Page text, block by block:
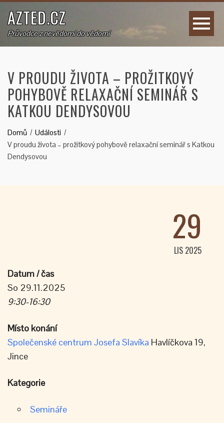
AZTED.CZ
Průvodce z nevědomí do vědomí
V PROUDU ŽIVOTA – PROŽITKOVÝ
POHYBOVĚ RELAXAČNÍ SEMINÁŘ S
KATKOU DENDYSOVOU
Domů
Události
V proudu života – prožitkový pohybově relaxační seminář s Katkou
Dendysovou
29
LIS 2025
Datum / čas
So 29.11.2025
9:30-16:30
Místo konání
Společenské centrum Josefa Slavíka Havlíčkova 19,
Jince
Kategorie
Semináře